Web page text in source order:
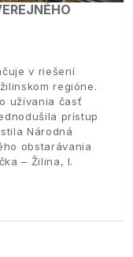
v riešení
regióne.
užívania časť
prístup
Národná
obstarávania
– Žilina, I.